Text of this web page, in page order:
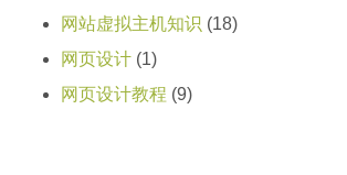
网站虚拟主机知识 (18)
网页设计 (1)
网页设计教程 (9)